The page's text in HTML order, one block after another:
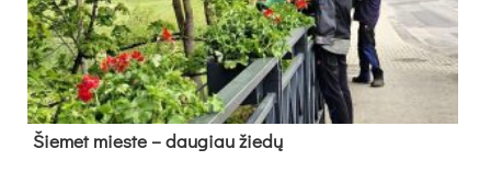
Šie­met mies­te – dau­giau žie­dų